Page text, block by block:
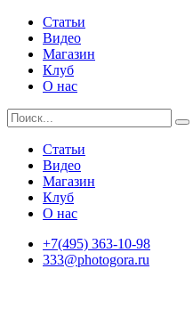
Статьи
Видео
Магазин
Клуб
О нас
Статьи
Видео
Магазин
Клуб
О нас
+7(495) 363-10-98
333@photogora.ru